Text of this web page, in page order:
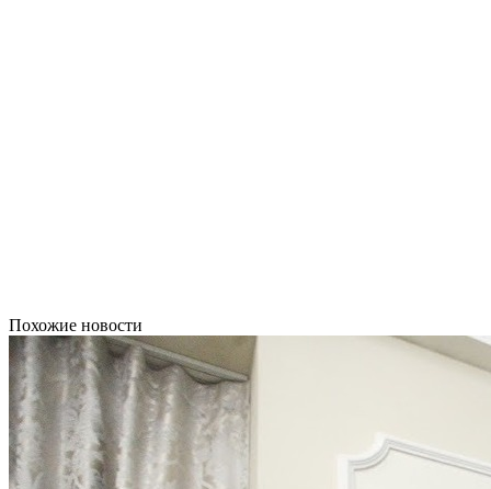
Похожие новости